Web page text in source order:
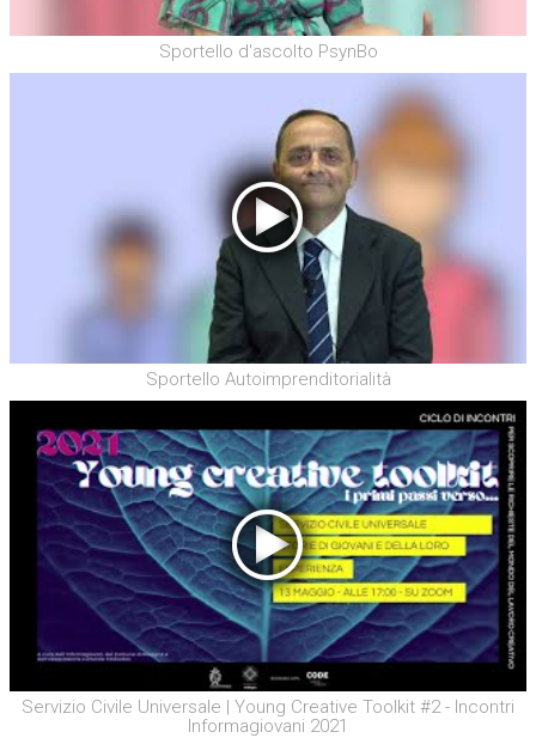
Sportello d'ascolto PsynBo
Sportello Autoimprenditorialità
Servizio Civile Universale | Young Creative Toolkit #2 - Incontri
Informagiovani 2021